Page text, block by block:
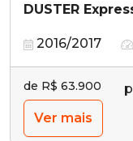
DUSTER
2016/2017
de R$ 63.900
Ver mais